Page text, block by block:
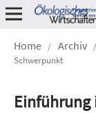
Home / Archiv /
Schwerpunkt